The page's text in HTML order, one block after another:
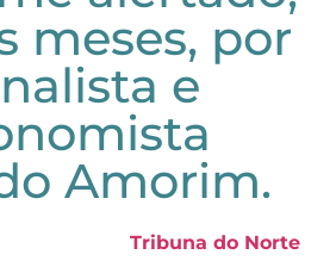
meses, por
e
Amorim.
Tribuna do Norte